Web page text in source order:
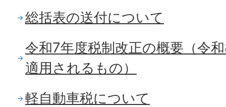
総括表の送付について
令和7年度税制改正の概要（令
適用されるもの）
軽自動車税について